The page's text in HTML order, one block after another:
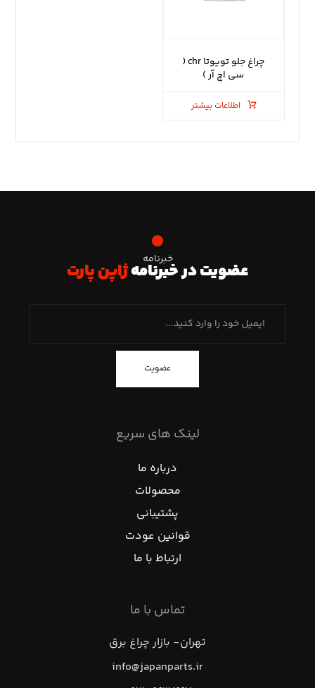
چراغ جلو تویوتا chr (
سی اچ آر )
اطلاعات بیشتر
خبرنامه
عضویت در خبرنامهژاپن پارت
عضویت
لینک های سریع
درباره ما
محصولات
پشتیبانی
قوانین عودت
ارتباط با ما
تماس با ما
تهران- بازار چراغ برق
info@japanparts.ir